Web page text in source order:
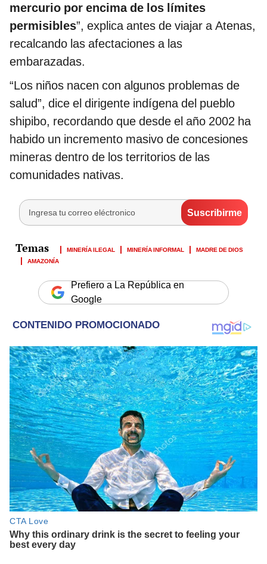
mercurio por encima de los límites
permisibles”, explica antes de viajar a Atenas,
recalcando las afectaciones a las
embarazadas.
“Los niños nacen con algunos problemas de
salud”, dice el dirigente indígena del pueblo
shipibo, recordando que desde el año 2002 ha
habido un incremento masivo de concesiones
mineras dentro de los territorios de las
comunidades nativas.
MINERÍA ILEGAL MINERÍA INFORMAL
MADRE DE DIOS
AMAZONÍA
Prefiero a La República en
Google